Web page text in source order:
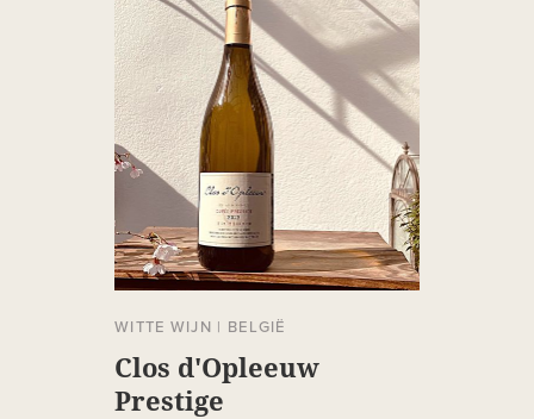
WITTE WIJN | BELGIË
Clos d'Opleeuw
Prestige